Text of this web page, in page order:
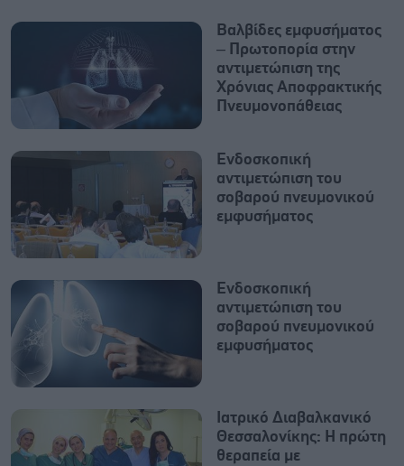
Βαλβίδες εμφυσήματος
– Πρωτοπορία στην
αντιμετώπιση της
Χρόνιας Αποφρακτικής
Πνευμονοπάθειας
Ενδοσκοπική
αντιμετώπιση του
σοβαρού πνευμονικού
εμφυσήματος
Ενδοσκοπική
αντιμετώπιση του
σοβαρού πνευμονικού
εμφυσήματος
Ιατρικό Διαβαλκανικό
Θεσσαλονίκης: Η πρώτη
θεραπεία με